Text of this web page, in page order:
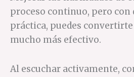
proceso continuo, pero con
práctica, puedes
mucho más efectivo.
Al escuchar activamente,